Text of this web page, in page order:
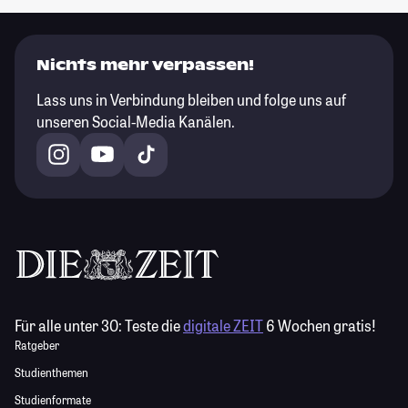
Nichts mehr verpassen!
Lass uns in Verbindung bleiben und folge uns auf
unseren Social-Media Kanälen.
Für alle unter 30:Teste diedigitale ZEIT6 Wochen gratis!
Ratgeber
Studienthemen
Studienformate